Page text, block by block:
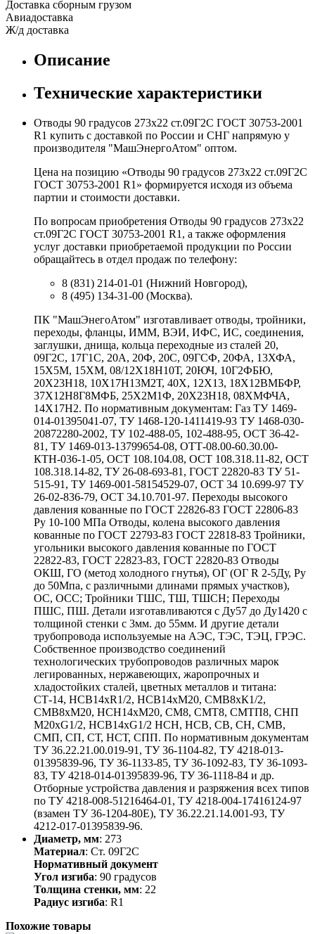
Доставка сборным грузом
Авиадоставка
Ж/д доставка
Описание
Технические характеристики
Отводы 90 градусов 273х22 ст.09Г2С ГОСТ 30753-2001
R1 купить с доставкой по России и СНГ напрямую у
производителя "МашЭнергоАтом" оптом.
Цена на позицию «Отводы 90 градусов 273х22 ст.09Г2С
ГОСТ 30753-2001 R1» формируется исходя из объема
партии и стоимости доставки.
По вопросам приобретения Отводы 90 градусов 273х22
ст.09Г2С ГОСТ 30753-2001 R1, а также оформления
услуг доставки приобретаемой продукции по России
обращайтесь в отдел продаж по телефону:
8 (831) 214-01-01 (Нижний Новгород),
8 (495) 134-31-00 (Москва).
ПК "МашЭнегоАтом" изготавливает отводы, тройники,
переходы, фланцы, ИММ, ВЭИ, ИФС, ИС, соединения,
заглушки, днища, кольца переходные из сталей 20,
09Г2С, 17Г1С, 20А, 20Ф, 20С, 09ГСФ, 20ФА, 13ХФА,
15Х5М, 15ХМ, 08/12Х18Н10Т, 20ЮЧ, 10Г2ФБЮ,
20Х23Н18, 10Х17Н13М2Т, 40Х, 12Х13, 18Х12ВМБФР,
37Х12Н8Г8МФБ, 25Х2М1Ф, 20Х23Н18, 08ХМФЧА,
14Х17Н2. По нормативным документам: Газ ТУ 1469-
014-01395041-07, ТУ 1468-120-1411419-93 ТУ 1468-030-
20872280-2002, ТУ 102-488-05, 102-488-95, ОСТ 36-42-
81, ТУ 1469-013-13799654-08, ОТТ-08.00-60.30.00-
КТН-036-1-05, ОСТ 108.104.08, ОСТ 108.318.11-82, ОСТ
108.318.14-82, ТУ 26-08-693-81, ГОСТ 22820-83 ТУ 51-
515-91, ТУ 1469-001-58154529-07, ОСТ 34 10.699-97 ТУ
26-02-836-79, ОСТ 34.10.701-97. Переходы высокого
давления кованные по ГОСТ 22826-83 ГОСТ 22806-83
Ру 10-100 МПа Отводы, колена высокого давления
кованные по ГОСТ 22793-83 ГОСТ 22818-83 Тройники,
угольники высокого давления кованные по ГОСТ
22822-83, ГОСТ 22823-83, ГОСТ 22820-83 Отводы
ОКШ, ГО (метод холодного гнутья), ОГ (ОГ R 2-5Ду, Ру
до 50Мпа, с различными длинами прямых участков),
ОС, ОСС; Тройники ТШС, ТШ, ТШСН; Переходы
ПШС, ПШ. Детали изготавливаются с Ду57 до Ду1420 с
толщиной стенки с 3мм. до 55мм. И другие детали
трубопровода используемые на АЭС, ТЭС, ТЭЦ, ГРЭС.
Собственное производство соединений
технологических трубопроводов различных марок
легированных, нержавеющих, жаропрочных и
хладостойких сталей, цветных металлов и титана:
СТ-14, НСВ14хR1/2, НСВ14хМ20, СМВ8хК1/2,
СМВ8хМ20, НСН14хМ20, СМ8, СМТ8, СМТП8, СНП
М20хG1/2, НСВ14хG1/2 НСН, НСВ, СВ, СН, СМВ,
СМП, СП, СТ, НСТ, СПП. По нормативным документам
ТУ 36.22.21.00.019-91, ТУ 36-1104-82, ТУ 4218-013-
01395839-96, ТУ 36-1133-85, ТУ 36-1092-83, ТУ 36-1093-
83, ТУ 4218-014-01395839-96, ТУ 36-1118-84 и др.
Отборные устройства давления и разряжения всех типов
по ТУ 4218-008-51216464-01, ТУ 4218-004-17416124-97
(взамен ТУ 36-1204-80Е), ТУ 36.22.21.14.001-93, ТУ
4212-017-01395839-96.
Диаметр, мм: 273
Материал: Ст. 09Г2С
Нормативный документ
Угол изгиба: 90 градусов
Толщина стенки, мм: 22
Радиус изгиба: R1
Похожие товары